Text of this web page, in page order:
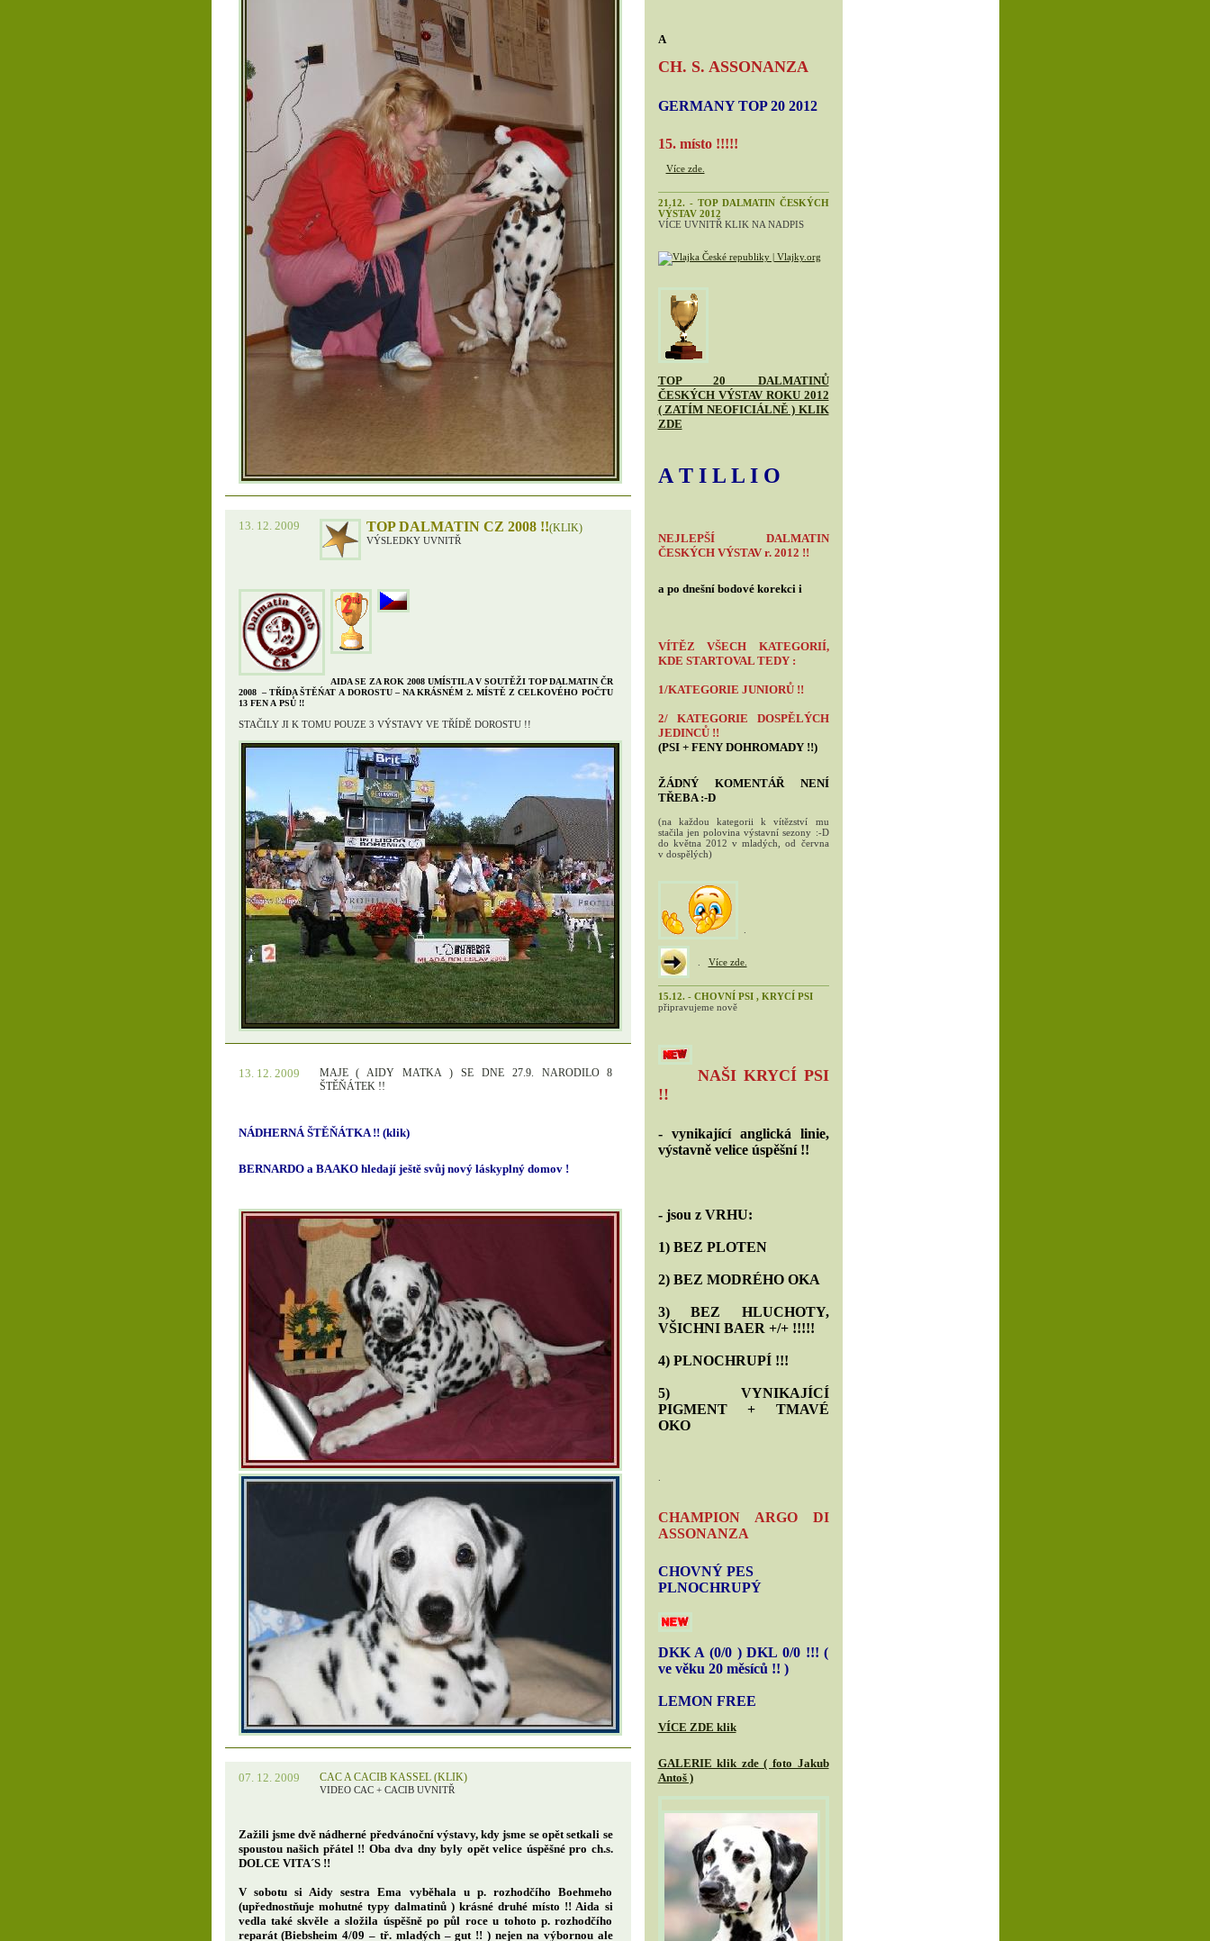
13. 12. 2009 TOP DALMATIN CZ 2008 !!(KLIK)
VÝSLEDKY UVNITŘ
AIDA SE ZA ROK 2008 UMÍSTILA V SOUTĚŽI TOP DALMATIN ČR
2008 – TŘÍDA ŠTĚŃAT A DOROSTU – NA KRÁSNÉM 2. MÍSTĚ Z CELKOVÉHO POČTU
13 FEN A PSŮ !!
STAČILY JI K TOMU POUZE 3 VÝSTAVY VE TŘÍDĚ DOROSTU !!
13. 12. 2009
MAJE ( AIDY MATKA ) SE DNE 27.9. NARODILO 8
ŠTĚŇÁTEK !!
NÁDHERNÁ ŠTĚŇÁTKA !! (klik)
BERNARDO a BAAKO hledají ještě svůj nový láskyplný domov !
07. 12. 2009 CAC A CACIB KASSEL (KLIK)
VIDEO CAC + CACIB UVNITŘ
Zažili jsme dvě nádherné předvánoční výstavy, kdy jsme se opět setkali se
spoustou našich přátel !! Oba dva dny byly opět velice úspěšné pro ch.s.
DOLCE VITA´S !!
V sobotu si Aidy sestra Ema vyběhala u p. rozhodčího Boehmeho
(upřednostňuje mohutné typy dalmatinů ) krásné druhé místo !! Aida si
vedla také skvěle a složila úspěšně po půl roce u tohoto p. rozhodčího
reparát (Biebsheim 4/09 – tř. mladých – gut !! ) nejen na výbornou ale
A
CH. S. ASSONANZA
GERMANY TOP 20 2012
15. místo !!!!!
Více zde.
21.12. - TOP DALMATIN ČESKÝCH
VÝSTAV 2012
VÍCE UVNITŘ KLIK NA NADPIS
TOP 20 DALMATINŮ
ČESKÝCH VÝSTAV ROKU 2012
( ZATÍM NEOFICIÁLNĚ ) KLIK
ZDE
A T I L L I O
NEJLEPŠÍ DALMATIN
ČESKÝCH VÝSTAV r. 2012 !!
a po dnešní bodové korekci i
VÍTĚZ VŠECH KATEGORIÍ,
KDE STARTOVAL TEDY :
1/KATEGORIE JUNIORŮ !!
2/ KATEGORIE DOSPĚLÝCH
JEDINCŮ !!
(PSI + FENY DOHROMADY !!)
ŽÁDNÝ KOMENTÁŘ NENÍ
TŘEBA :-D
(na každou kategorii k vítězství mu
stačila jen polovina výstavní sezony :-D
do května 2012 v mladých, od června
v dospělých)
Více zde.
15.12. - CHOVNÍ PSI , KRYCÍ PSI
připravujeme nově
NAŠI KRYCÍ PSI
!!
- vynikající anglická linie,
výstavně velice úspěšní !!
- jsou z VRHU:
1) BEZ PLOTEN
2) BEZ MODRÉHO OKA
3) BEZ HLUCHOTY,
VŠICHNI BAER +/+ !!!!!
4) PLNOCHRUPÍ !!!
5) VYNIKAJÍCÍ
PIGMENT + TMAVÉ
OKO
CHAMPION ARGO DI
ASSONANZA
CHOVNÝ PES
PLNOCHRUPÝ
DKK A (0/0 ) DKL 0/0 !!! (
ve věku 20 měsíců !! )
LEMON FREE
VÍCE ZDE klik
GALERIE klik zde ( foto Jakub
Antoš )